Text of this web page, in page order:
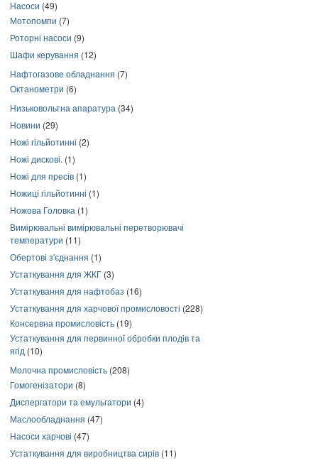
Насоси (49)
Мотопомпи (7)
Роторні насоси (9)
Шафи керування (12)
Нафтогазове обладнання (7)
Октанометри (6)
Низьковольтна апаратура (34)
Новини (29)
Ножі гільйотинні (2)
Ножі дискові. (1)
Ножі для пресів (1)
Ножиці гільйотинні (1)
Ножова Головка (1)
Вимірювальні вимірювальні перетворювачі
температури (11)
Обертові з'єднання (1)
Устаткування для ЖКГ (3)
Устаткування для нафтобаз (16)
Устаткування для харчової промисловості (228)
Консервна промисловість (19)
Устаткування для первинної обробки плодів та
ягід (10)
Молочна промисловість (208)
Гомогенізатори (8)
Диспергатори та емульгатори (4)
Маслообладнання (47)
Насоси харчові (47)
Устаткування для виробництва сирів (11)